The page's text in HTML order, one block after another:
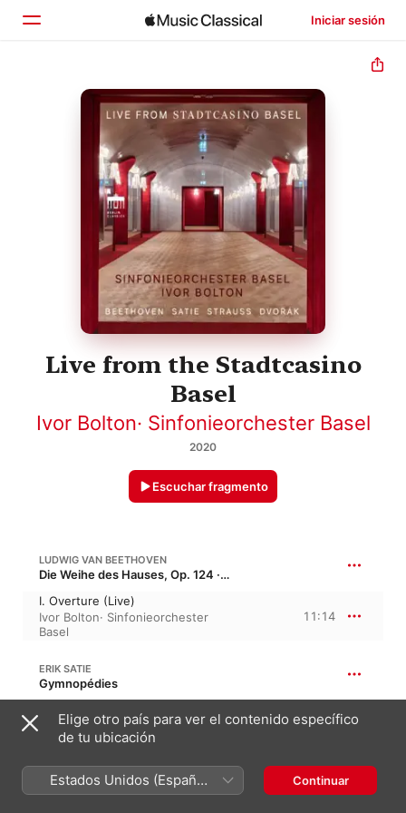
Iniciar sesión
Inicio
Explorar
Buscar
Live from the Stadtcasino
Basel
Ivor Bolton· Sinfonieorchester Basel
2020
Escuchar fragmento
LUDWIG VAN BEETHOVEN
Die Weihe des Hauses, Op. 124 · “Consecration of the House”
I. Overture (Live)
Ivor Bolton· Sinfonieorchester
Basel
11:14
ERIK SATIE
Gymnopédies
(orchestrated by Claude
Debussy) [Live]
Basel
Elige otro país para ver el contenido específico
de tu ubicación
Estados Unidos (Español
México)
Continuar